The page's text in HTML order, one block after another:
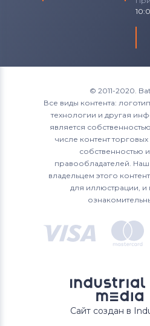
© 2011-2020.
Все виды контента:
технологии и другая
является
числе контент
собственностью
правообладателей. Наш
владельцем этого
для иллюстрации, и
Сайт создан в